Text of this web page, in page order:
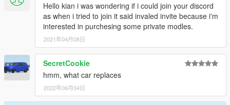
Hello kian i was wondering if i could join your discord
as when i tried to join it said invaled invite because i'm
interested in purchesing some private modles.
2021年04月08日
SecretCookie
hmm, what car replaces
2022年06月04日